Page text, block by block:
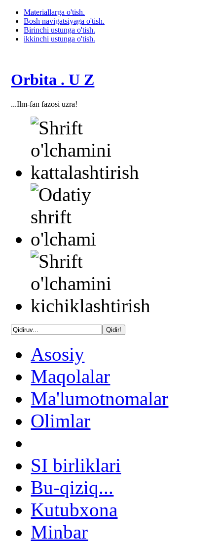
Materiallarga o'tish.
Bosh navigatsiyaga o'tish.
Birinchi ustunga o'tish.
ikkinchi ustunga o'tish.
Orbita . U Z
...Ilm-fan fazosi uzra!
Asosiy
Maqolalar
Ma'lumotnomalar
Olimlar
SI birliklari
Bu-qiziq...
Kutubxona
Minbar